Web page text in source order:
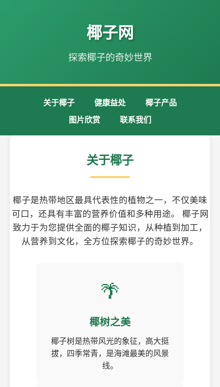
椰子网
探索椰子的奇妙世界
关于椰子 健康益处
椰子产品
图片欣赏
联系我们
关于椰子
椰子是热带地区最具代表性的植物之一，不仅美味
可口，还具有丰富的营养价值和多种用途。 椰子网
致力于为您提供全面的椰子知识，从种植到加工，
从营养到文化，全方位探索椰子的奇妙世界。
🌴
椰树之美
椰子树是热带风光的象征，高大挺
拔，四季常青，是海滩最美的风景
线。